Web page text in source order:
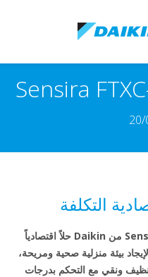
Sensira
التكلفة
يوفر مكيف الهواء الجديد Sensira FTXC-B من Daikin حلاً اقتصادياً
منزلية صحية ومريحة،
مع التحكم بدرجات